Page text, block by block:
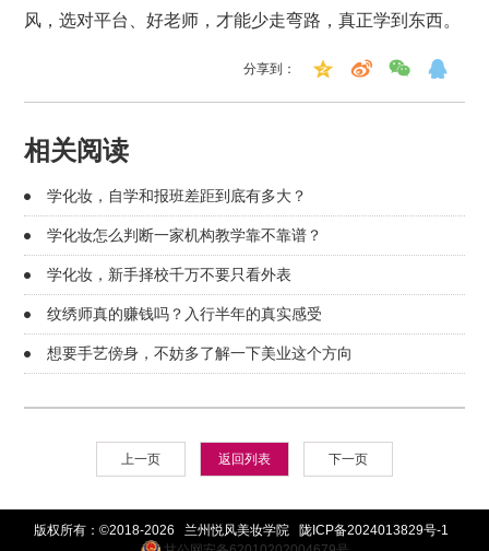
风，选对平台、好老师，才能少走弯路，真正学到东西。
分享到：
相关阅读
学化妆，自学和报班差距到底有多大？
学化妆怎么判断一家机构教学靠不靠谱？
学化妆，新手择校千万不要只看外表
纹绣师真的赚钱吗？入行半年的真实感受
想要手艺傍身，不妨多了解一下美业这个方向
上一页 返回列表 下一页
版权所有：©2018-2026 兰州悦风美妆学院 陇ICP备2024013829号-1